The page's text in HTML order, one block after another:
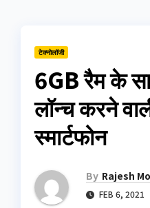
टेक्नोलॉजी
6GB रैम के
लॉन्च करने
स्मार्टफोन
By Rajesh
FEB 6, 2021